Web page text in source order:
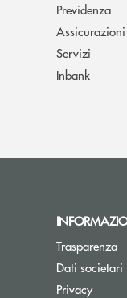
Previdenza
Assicurazioni
Servizi
Inbank
Trasparenza
Dati societari
Privacy